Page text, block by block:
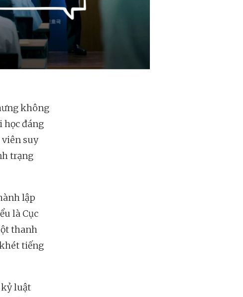
không
học đáng
viên suy
trạng
lập
là Cục
thanh
tiếng
kỷ luật